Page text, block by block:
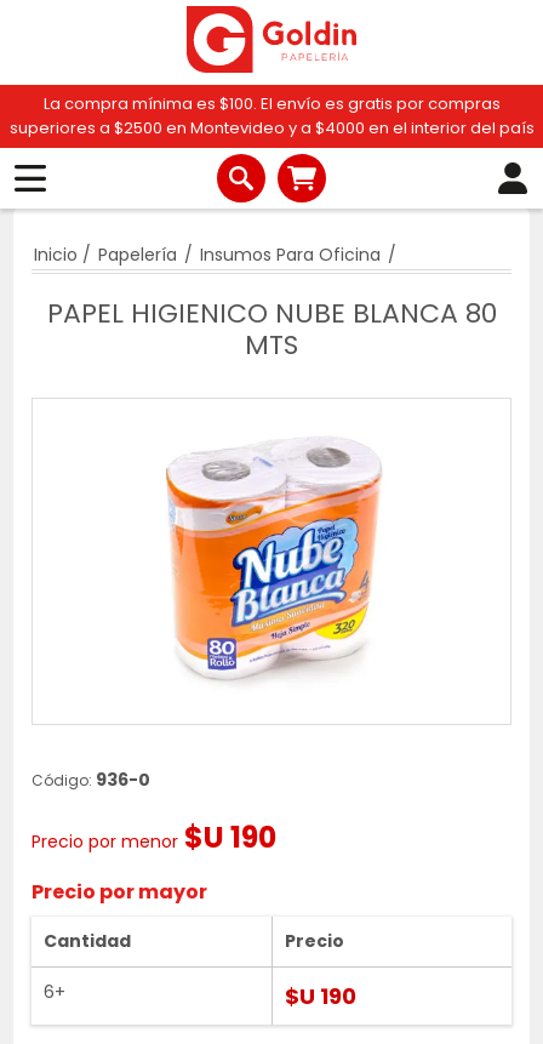
La compra mínima es $100. El envío es gratis por compras
superiores a $2500 en Montevideo y a $4000 en el interior del país
Inicio / Papelería / Insumos Para Oficina /
PAPEL HIGIENICO NUBE BLANCA 80
MTS
Código: 936-0
Precio por menor $U 190
Precio por mayor
Cantidad
6+
Precio
$U 190